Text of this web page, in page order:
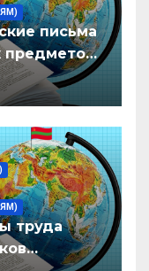
письма
предметов/
уч. год
труда